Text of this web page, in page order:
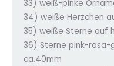
33) weiß-pinke
34) weiße Herzchen
35) weiße Sterne auf
36) Sterne pink-rosa-
ca.40mm